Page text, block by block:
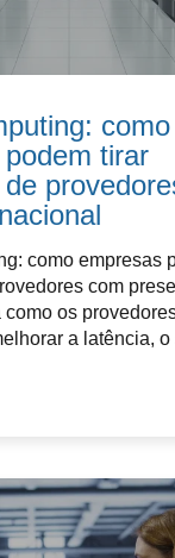
como
tirar
como empresas
com
os
a latência,